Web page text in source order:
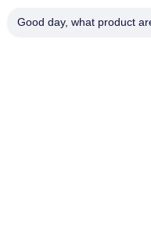
Good day, what product